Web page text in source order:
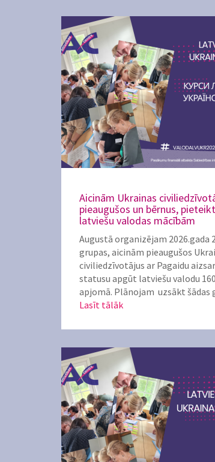
Aicinām Ukrainas
pieaugušos un bērnus,
latviešu valodas mācībām
Augustā organizējam 2026.gada
grupas, aicinām pieaugušos
civiliedzīvotājus ar Pagaidu
statusu apgūt latviešu valodu
apjomā. Plānojam uzsākt šādas
Lasīt tālāk